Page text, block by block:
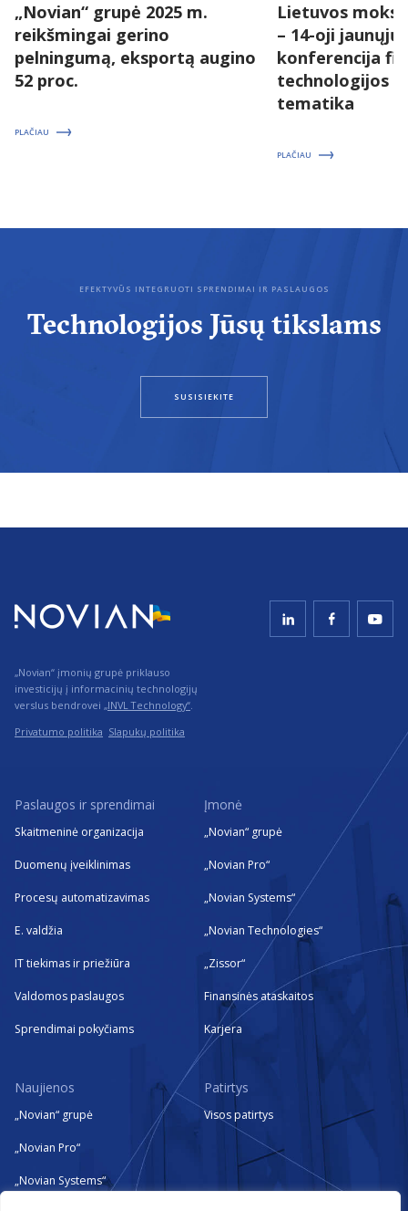
„Novian“ grupė 2025 m.
reikšmingai gerino
pelningumą, eksportą augino
52 proc.
PLAČIAU
Lietuvos
– 14-oji
konferencija
technologijos
tematika
PLAČIAU
EFEKTYVŪS INTEGRUOTI SPRENDIMAI IR PASLAUGOS
Technologijos Jūsų tikslams
SUSISIEKITE
„Novian“ įmonių grupė priklauso
investicijų į informacinių technologijų
verslus bendrovei „INVL Technology“.
Privatumo politika Slapukų politika
Paslaugos ir sprendimai
Skaitmeninė organizacija
Duomenų įveiklinimas
Procesų automatizavimas
E. valdžia
IT tiekimas ir priežiūra
Valdomos paslaugos
Sprendimai pokyčiams
Įmonė
„Novian“ grupė
„Novian Pro“
„Novian Systems“
„Novian Technologies“
„Zissor“
Finansinės ataskaitos
Karjera
Naujienos
„Novian“ grupė
„Novian Pro“
„Novian Systems“
Patirtys
Visos patirtys